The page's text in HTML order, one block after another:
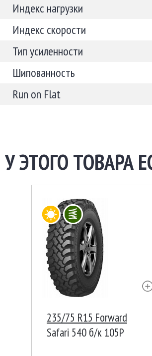
Индекс нагрузки
Индекс скорости
Тип усиленности
Шипованность
Run on Flat
У ЭТОГО ТОВАРА
235/75 R15 Forward
Safari 540 б/к 105P